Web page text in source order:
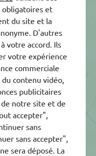
obligatoires et
du site et la
D'autres
votre accord. Ils
votre expérience
commerciale
contenu vidéo,
publicitaires
notre site et de
accepter",
sans
sans accepter",
sera déposé. La